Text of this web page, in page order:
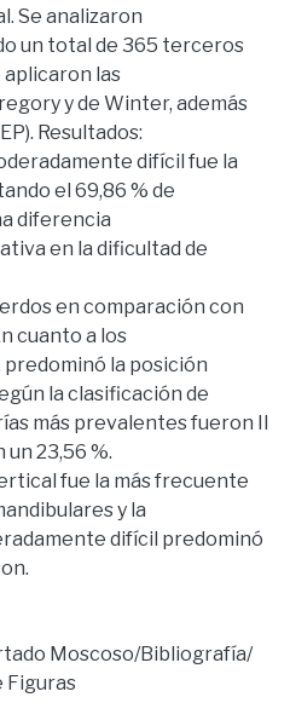
Se analizaron
un total de 365 terceros
aplicaron las
y de Winter, además
Resultados:
difícil fue la
el 69,86 % de
diferencia
en la dificultad de
en comparación con
cuanto a los
la posición
la clasificación de
más prevalentes fueron II
un 23,56 %.
fue la más frecuente
y la
difícil predominó
Moscoso/Bibliografía/
Figuras